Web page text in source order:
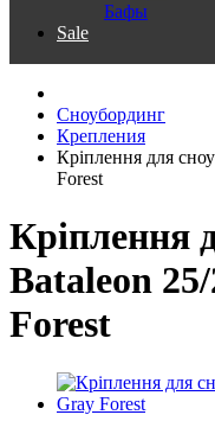
Бафы
Sale
Сноубординг
Крепления
Кріплення для
Forest
Кріплення
Bataleon
Forest